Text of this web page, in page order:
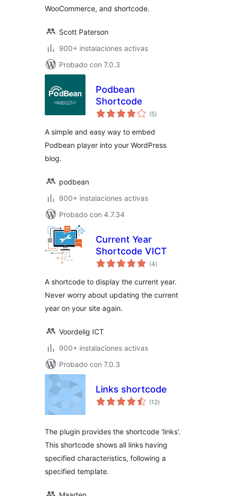
WooCommerce, and shortcode.
Scott Paterson
900+ instalaciones activas
Probado con 7.0.3
Podbean
Shortcode
(5total
de
)
A simple and easy way to embed
Podbean player into your WordPress
blog.
podbean
900+ instalaciones activas
Probado con 4.7.34
Current Year
Shortcode VICT
(4total
de
)
A shortcode to display the current year.
Never worry about updating the current
year on your site again.
Voordelig ICT
900+ instalaciones activas
Probado con 7.0.3
Links shortcode
(12total
de
)
The plugin provides the shortcode 'links'.
This shortcode shows all links having
specified characteristics, following a
specified template.